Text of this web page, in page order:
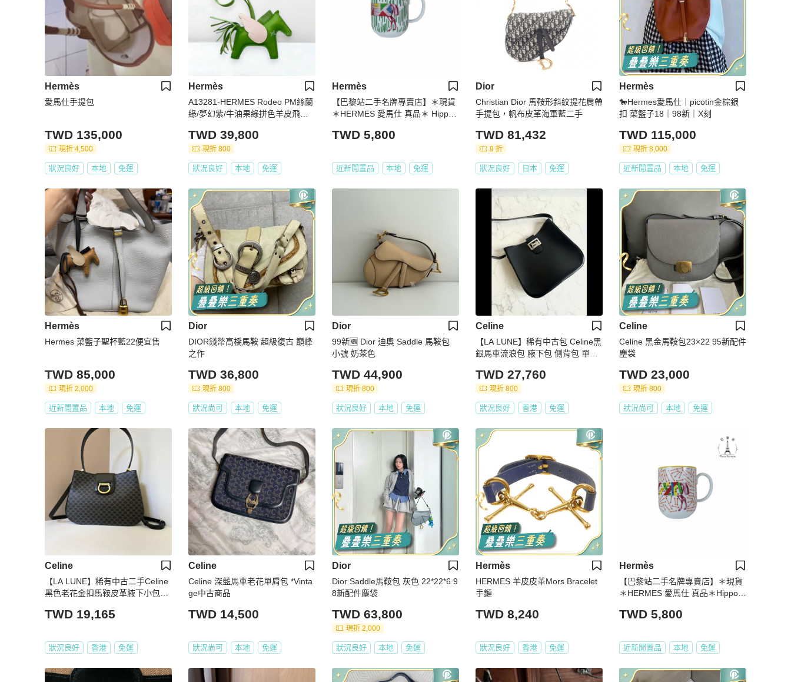
Hermès
愛馬仕手提包
TWD 135,000
現折 4,500
狀況良好 本地 免運
Hermès
A13281-HERMES Rodeo PM絲蘭
綠/夢幻紫/牛油果綠拼色羊皮飛馬H
TWD 39,800
現折 800
狀況良好 本地 免運
Hermès
【巴黎站二手名牌專賣店】＊現貨
＊HERMES 愛馬仕 真品＊ Hippo
陶瓷咖啡杯
TWD 5,800
近新閒置品 本地 免運
Dior
Christian Dior 馬鞍形斜紋提花肩帶
手提包，帆布皮革海軍藍二手
TWD 81,432
9 折
狀況良好 日本 免運
Hermès
🐎Hermes愛馬仕｜picotin金棕銀
扣 菜籃子18｜98新｜X刻
TWD 115,000
現折 8,000
近新閒置品 本地 免運
Hermès
Hermes 菜籃子聖杯藍22便宜售
TWD 85,000
現折 2,000
近新閒置品 本地 免運
Dior
DIOR錢幣高橋馬鞍 超級復古 巔峰
之作
TWD 36,800
現折 800
狀況尚可 本地 免運
Dior
99新🆕 Dior 迪奧 Saddle 馬鞍包
小號 奶茶色
TWD 44,900
現折 800
狀況良好 本地 免運
Celine
【LA LUNE】稀有中古包 Celine黑
銀馬車流浪包 腋下包 側背包 單肩
TWD 27,760
現折 800
狀況良好 香港 免運
Celine
Celine 黑金馬鞍包23×22 95新配件
塵袋
TWD 23,000
現折 800
狀況尚可 本地 免運
Celine
【LA LUNE】稀有中古二手Celine
黑色老花金扣馬鞍皮革腋下小包單
TWD 19,165
狀況良好 香港 免運
Celine
Celine 深藍馬車老花單肩包 *Vinta
ge中古商品
TWD 14,500
狀況尚可 本地 免運
Dior
Dior Saddle馬鞍包 灰色 22*22*6 9
8新配件塵袋
TWD 63,800
現折 2,000
狀況良好 本地 免運
Hermès
HERMES 羊皮皮革Mors Bracelet
手鏈
TWD 8,240
狀況良好 香港 免運
Hermès
【巴黎站二手名牌專賣店】＊現貨
＊HERMES 愛馬仕 真品＊Hippom
陶瓷咖啡杯
TWD 5,800
近新閒置品 本地 免運